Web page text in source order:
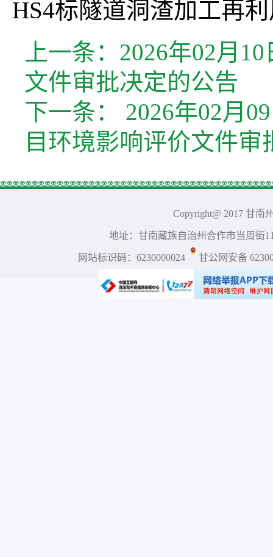
HS4标隧道洞渣加工再
上一条： 2026年02月
文件审批决定的公告
下一条：
2026年02月
目环境影响评价文件审
Copyright@ 2017 甘南
地址：甘南藏族自治州合作市当周街
网站标识码：6230000024 甘公网安备